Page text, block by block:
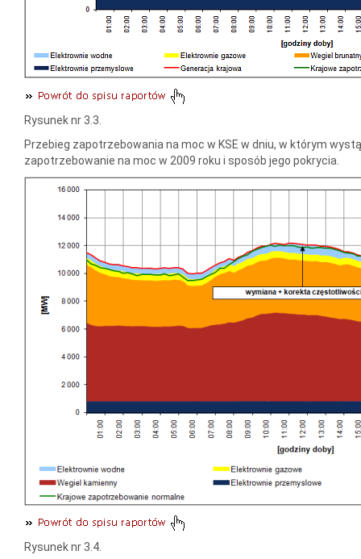
Rysunek nr 3.3.
Przebieg zapotrzebowania na moc w KSE w dniu, w którym
zapotrzebowanie na moc w 2009 roku i sposób jego pokrycia.
Rysunek nr 3.4.